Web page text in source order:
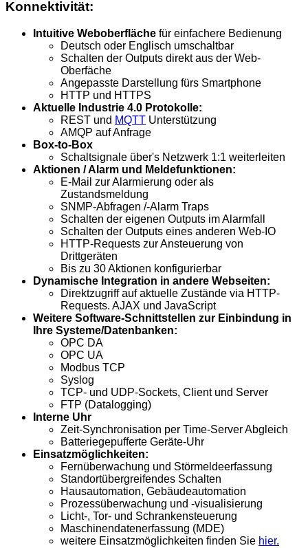
Konnektivität:
Intuitive Weboberfläche für einfachere Bedienung
Deutsch oder Englisch umschaltbar
Schalten der Outputs direkt aus der Web-
Oberfäche
Angepasste Darstellung fürs Smartphone
HTTP und HTTPS
Aktuelle Industrie 4.0 Protokolle:
REST und MQTT Unterstützung
AMQP auf Anfrage
Box-to-Box
Schaltsignale über's Netzwerk 1:1 weiterleiten
Aktionen / Alarm und Meldefunktionen:
E-Mail zur Alarmierung oder als
Zustandsmeldung
SNMP-Abfragen /-Alarm Traps
Schalten der eigenen Outputs im Alarmfall
Schalten der Outputs eines anderen Web-IO
HTTP-Requests zur Ansteuerung von
Drittgeräten
Bis zu 30 Aktionen konfigurierbar
Dynamische Integration in andere Webseiten:
Direktzugriff auf aktuelle Zustände via HTTP-
Requests. AJAX und JavaScript
Weitere Software-Schnittstellen zur Einbindung in
Ihre Systeme/Datenbanken:
OPC DA
OPC UA
Modbus TCP
Syslog
TCP- und UDP-Sockets, Client und Server
FTP (Datalogging)
Interne Uhr
Zeit-Synchronisation per Time-Server Abgleich
Batteriegepufferte Geräte-Uhr
Einsatzmöglichkeiten:
Fernüberwachung und Störmeldeerfassung
Standortübergreifendes Schalten
Hausautomation, Gebäudeautomation
Prozessüberwachung und -visualisierung
Licht-, Tor- und Schrankensteuerung
Maschinendatenerfassung (MDE)
weitere Einsatzmöglichkeiten finden Sie hier.